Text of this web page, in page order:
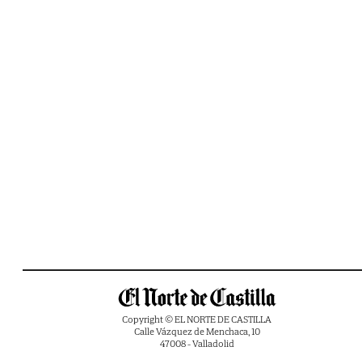
Copyright © EL NORTE DE CASTILLA
Calle Vázquez de Menchaca, 10
47008 - Valladolid